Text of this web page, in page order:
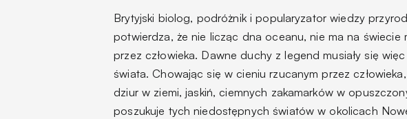
Brytyjski biolog, podróżnik i popularyzator wiedzy
potwierdza, że nie licząc dna oceanu, nie ma na świecie
przez człowieka. Dawne duchy z legend musiały się
świata. Chowając się w cieniu rzucanym przez
dziur w ziemi, jaskiń, ciemnych zakamarków w
poszukuje tych niedostępnych światów w okolicach